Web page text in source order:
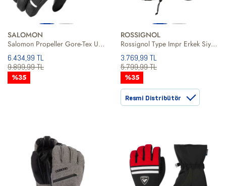
SALOMON
Salomon Propeller Gore-Tex Unisex Eldiven
6.434,99 TL
9.899,99 TL
%35
ROSSIGNOL
Rossignol Type Impr Erkek Siyah Eldiven
3.769,99 TL
5.799,99 TL
%35
Resmi Distribütör